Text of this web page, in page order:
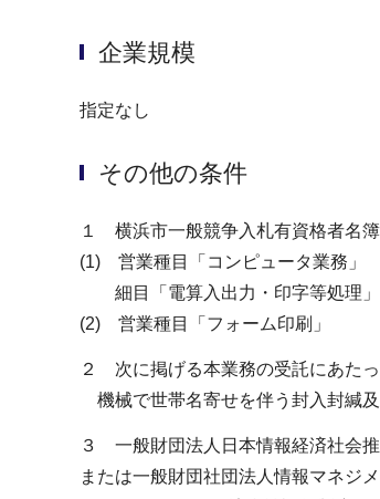
企業規模
指定なし
その他の条件
１ 横浜市⼀般競争⼊札有資格者名
(1) 営業種目「コンピュータ業務」
細目「電算⼊出力・印字等処理」
(2) 営業種目「フォーム印刷」
２ 次に掲げる本業務の受託にあた
機械で世帯名寄せを伴う封入封緘
３ 一般財団法人日本情報経済社会
または一般財団社団法人情報マネジ